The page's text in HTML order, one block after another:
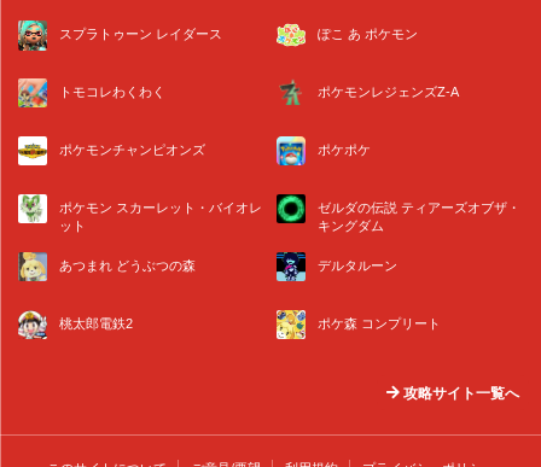
スプラトゥーン レイダース ぽこ あ ポケモン
トモコレわくわく ポケモンレジェンズZ-A
ポケモンチャンピオンズ ポケポケ
ポケモン スカーレット・バイオレ
ット
ゼルダの伝説 ティアーズオブザ・
キングダム
あつまれ どうぶつの森 デルタルーン
桃太郎電鉄2 ポケ森 コンプリート
攻略サイト一覧へ